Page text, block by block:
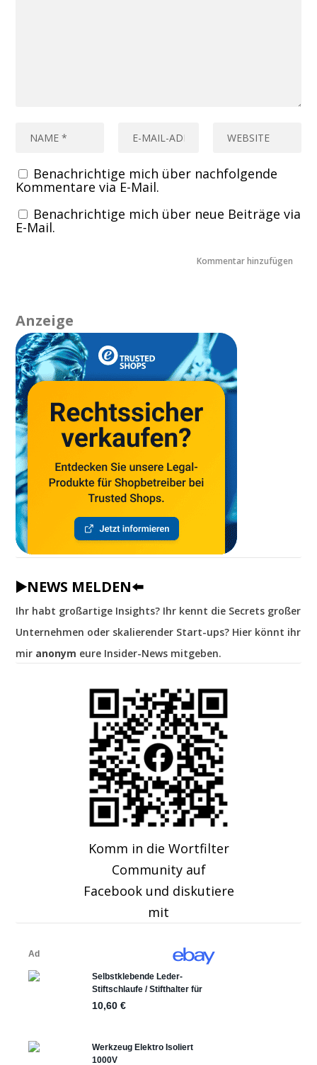
Benachrichtige mich über nachfolgende
Kommentare via E-Mail.
Benachrichtige mich über neue Beiträge via
E-Mail.
Anzeige
▶️NEWS MELDEN⬅️
Ihr habt großartige Insights? Ihr kennt die Secrets großer
Unternehmen oder skalierender Start-ups? Hier könnt ihr
mir anonym eure Insider-News mitgeben.
Komm in die Wortfilter
Community auf
Facebook und diskutiere
mit